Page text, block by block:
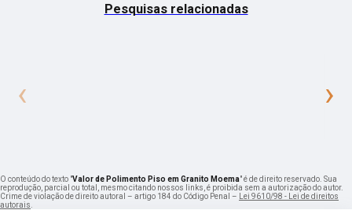
Pesquisas relacionadas
‹ ›
O conteúdo do texto "Valor de Polimento Piso em Granito Moema" é de direito reservado. Sua
reprodução, parcial ou total, mesmo citando nossos links, é proibida sem a autorização do autor.
Crime de violação de direito autoral – artigo 184 do Código Penal –
Lei 9610/98 - Lei de direitos
autorais